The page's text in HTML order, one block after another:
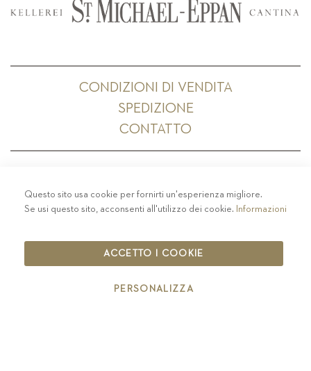
CONDIZIONI DI VENDITA
SPEDIZIONE
CONTATTO
PRIVACY-COLOPHON - COOKIE POLICY
CODICE ETICO
IT00126670215
Questo sito usa cookie per fornirti un'esperienza migliore.
Se usi questo sito, acconsenti all'utilizzo dei cookie. Informazioni
ACCETTO I COOKIE
PERSONALIZZA